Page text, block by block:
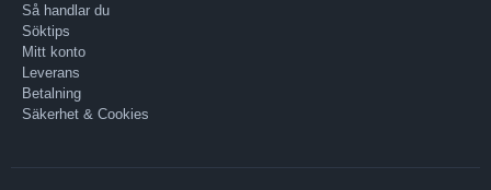
Så handlar du
Söktips
Mitt konto
Leverans
Betalning
Säkerhet & Cookies